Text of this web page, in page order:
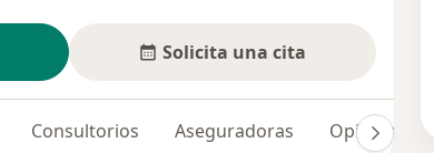
Solicita una cita
Consultorios Aseguradoras Opiniones (5)